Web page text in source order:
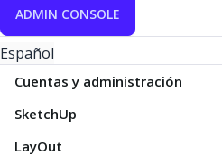
ADMIN CONSOLE
Español
Cuentas y administración
SketchUp
LayOut